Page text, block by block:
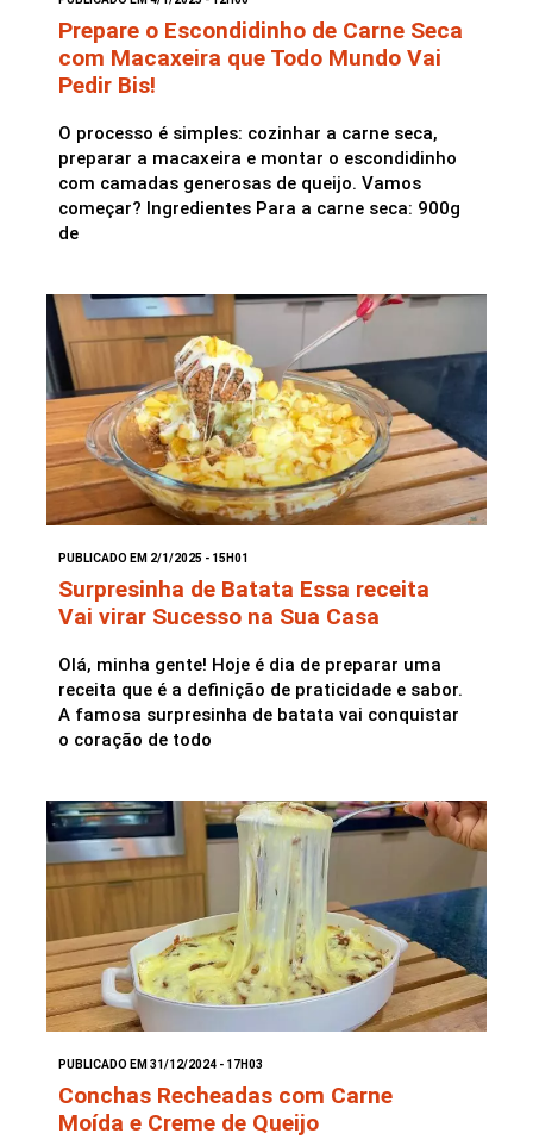
Prepare o Escondidinho de Carne Seca
com Macaxeira que Todo Mundo Vai
Pedir Bis!
O processo é simples: cozinhar a carne seca,
preparar a macaxeira e montar o escondidinho
com camadas generosas de queijo. Vamos
começar? Ingredientes Para a carne seca: 900g
de
PUBLICADO EM 2/1/2025 - 15H01
Surpresinha de Batata Essa receita
Vai virar Sucesso na Sua Casa
Olá, minha gente! Hoje é dia de preparar uma
receita que é a definição de praticidade e sabor.
A famosa surpresinha de batata vai conquistar
o coração de todo
PUBLICADO EM 31/12/2024 - 17H03
Conchas Recheadas com Carne
Moída e Creme de Queijo